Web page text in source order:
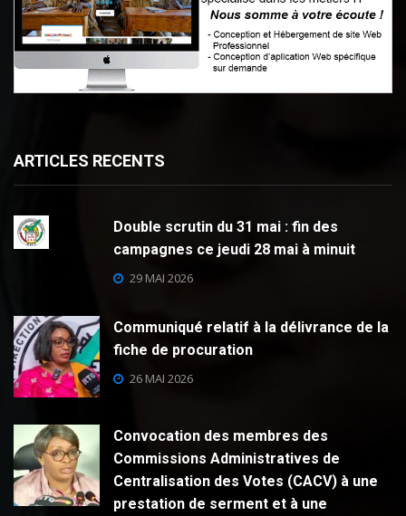
ARTICLES RECENTS
Double scrutin du 31 mai : fin des
campagnes ce jeudi 28 mai à minuit
29 MAI 2026
Communiqué relatif à la délivrance de la
fiche de procuration
26 MAI 2026
Convocation des membres des
Commissions Administratives de
Centralisation des Votes (CACV) à une
prestation de serment et à une